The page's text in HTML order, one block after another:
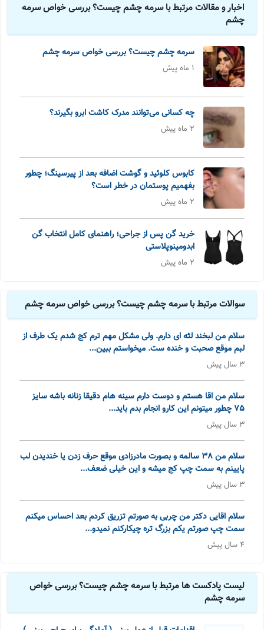
اخبار و مقالات مرتبط با سرمه چشم چیست؟ بررسی خواص سرمه
چشم
سرمه چشم چیست؟ بررسی خواص سرمه چشم
1 ماه پیش
چه کسانی می‌توانند مدرک کاشت ابرو بگیرند؟
2 ماه پیش
کابوس کلوئید و گوشت اضافه بعد از پیرسینگ؛ چطور
بفهمیم پوستمان در خطر است؟
2 ماه پیش
خرید گن پس از جراحی؛ راهنمای کامل انتخاب گن
ابدومینوپلاستی
2 ماه پیش
سوالات مرتبط با سرمه چشم چیست؟ بررسی خواص سرمه چشم
سلام‌ من لبخند لثه ای دارم. ولی مشکل مهم ترم کج شدم یک طرف از
لبم موقع صحبت و خنده ست. میخواستم ببین...
3 سال پیش
سلام من اقا هستم و دوست دارم سینه هام دقیقا زنانه باشه سایز
75 چطور میتونم این کارو انجام بدم باید...
3 سال پیش
سلام من 38 سالمه و بصورت مادرزادی موقع حرف زدن یا خندیدن لب
پایینم به سمت چپ کج میشه و این خیلی ضعف...
3 سال پیش
سلام اقایی دکتر من چربی به صورتم تزریق کردم بعد احساس میکنم
سمت چپ صورتم یکم بزرگ تره چیکارکنم نمیدو...
4 سال پیش
لیست پادکست ها مرتبط با سرمه چشم چیست؟ بررسی خواص
سرمه چشم